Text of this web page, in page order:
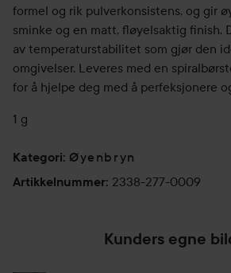
formel og rik pulverkonsistens, og gir
sminke og en matt, fløyelsaktig finish.
av temperaturstabilitet som gjør den
omgivelser. Leveres med en
for å hjelpe deg med å perfeksjonere
1 g
Kategori: Øyenbryn
Artikkelnummer: 2338-277-0009
Kunders egne